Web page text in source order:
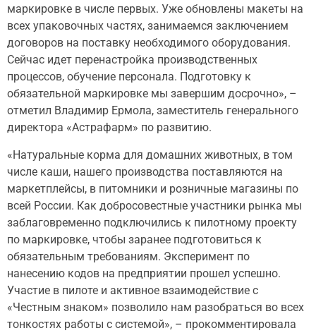
маркировке в числе первых. Уже обновлены макеты на
всех упаковочных частях, занимаемся заключением
договоров на поставку необходимого оборудования.
Сейчас идет перенастройка производственных
процессов, обучение персонала. Подготовку к
обязательной маркировке мы завершим досрочно», –
отметил Владимир Ермола, заместитель генерального
директора «Астрафарм» по развитию.
«Натуральные корма для домашних животных, в том
числе каши, нашего производства поставляются на
маркетплейсы, в питомники и розничные магазины по
всей России. Как добросовестные участники рынка мы
заблаговременно подключились к пилотному проекту
по маркировке, чтобы заранее подготовиться к
обязательным требованиям. Эксперимент по
нанесению кодов на предприятии прошел успешно.
Участие в пилоте и активное взаимодействие с
«Честным знаком» позволило нам разобраться во всех
тонкостях работы с системой», – прокомментировала